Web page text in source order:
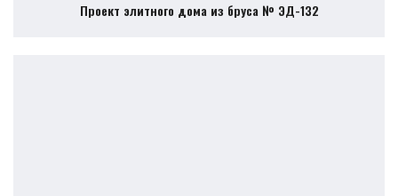
Проект элитного дома из бруса № ЭД-132